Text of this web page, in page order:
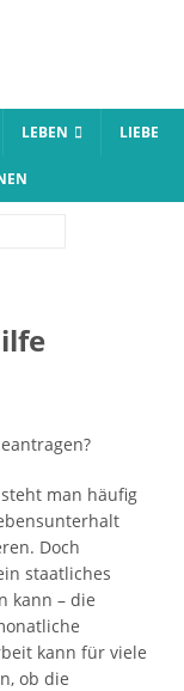
LEBEN LIEBE
man häufig
Doch
staatliches
kann – die
kann für viele
ob die